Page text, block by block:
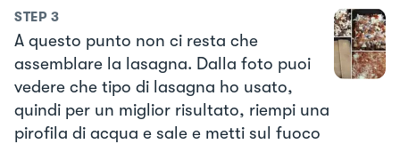
STEP 3
A questo punto non ci resta che
assemblare la lasagna. Dalla foto puoi
vedere che tipo di lasagna ho usato,
quindi per un miglior risultato, riempi una
pirofila di acqua e sale e metti sul fuoco